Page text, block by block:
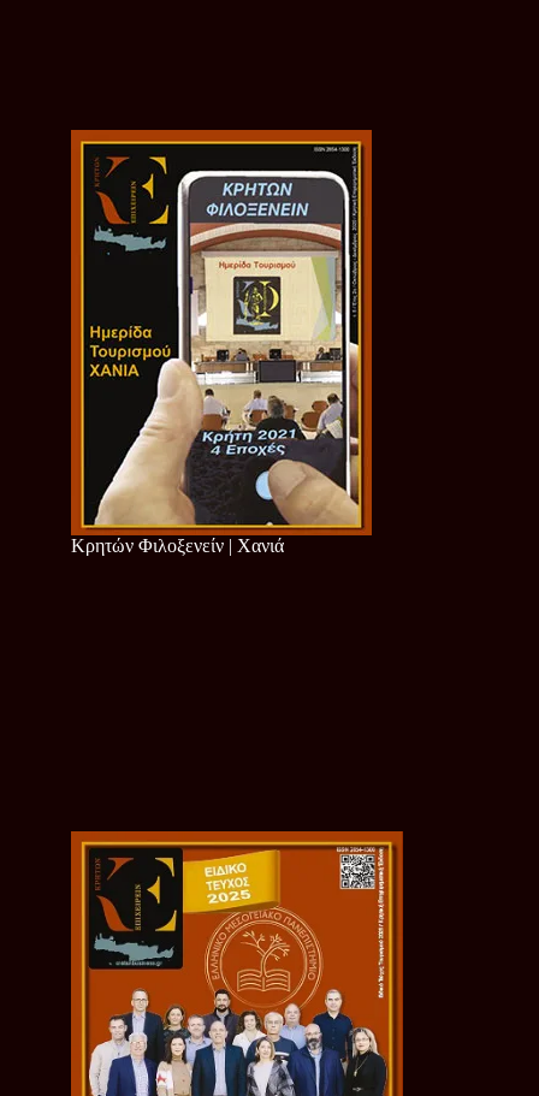
Κρητών Φιλοξενείν | Χανιά